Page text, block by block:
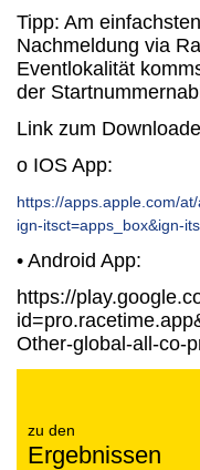
Tipp: Am
Nachmeldung via
Eventlokalität
der
Link zum
o IOS App:
https://apps.apple.com/
ign-itsct=apps_box&ign-
• Android App:
https://
Other-global-all-co-
zu den
Ergebnissen